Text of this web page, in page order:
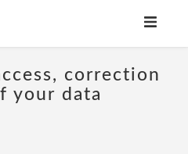
correction
your data